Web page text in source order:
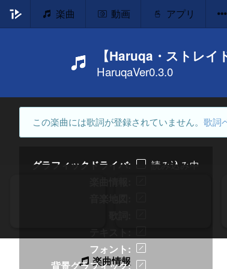
楽曲 動画 アプリ
【Haruqa・ストレイ
HaruqaVer0.3.0
この楽曲には歌詞が登録されていません。 歌詞
グラフィックドライバ
読み込み中
フォント
背景グラフィック
楽曲情報